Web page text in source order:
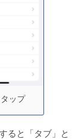
リの音が出る原
仕方＆ブロック
タップ
ると「タブ」と